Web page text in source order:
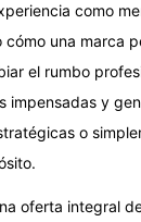
como
una marca
el rumbo
impensadas y
o
oferta integral